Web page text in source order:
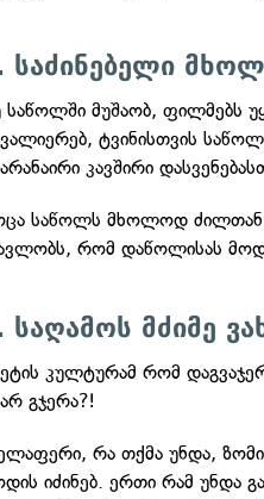
საძინებელი
საწოლში მუშაობ, ფილმებს
ტვინისთვის
კავშირი
საწოლს მხოლოდ ძილთან
რომ დაწოლისას
საღამოს მძიმე
კულტურამ რომ
გჯერა?!
რა თქმა უნდა,
იძინებ. ერთი რამ უნდა